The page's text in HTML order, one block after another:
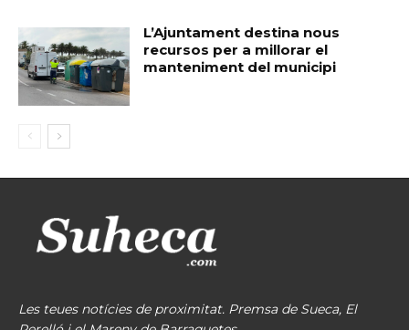
L’Ajuntament destina nous
recursos per a millorar el
manteniment del municipi
Les teues notícies de proximitat. Premsa de Sueca, El